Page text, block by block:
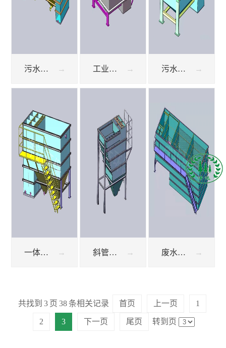
污水处理 斜板沉淀池 工业废水处理设备平流沉淀池 污水处理设备 斜管沉淀池
一体化污水处理设备 沉淀池 斜管沉淀池设计 废水处理设备-三级沉淀池设计
共找到 3 页 38条相关记录 首页 上一页 1
2 3 下一页 尾页 转到页